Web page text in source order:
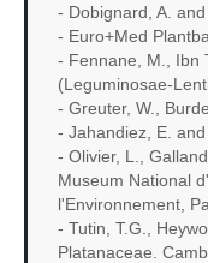
- Dobignard, A.
- Euro+Med
- Fennane, M., Ibn
(Leguminosae-
- Greuter, W.,
- Jahandiez, E.
- Olivier, L.,
Museum National
l'Environnement,
- Tutin, T.G.,
Platanaceae.